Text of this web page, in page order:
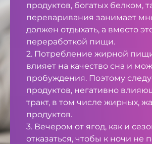
продуктов, богатых белком,
переваривания занимает
должен отдыхать, а вместо
переработкой пищи.
2. Потребление жирной
влияет на качество сна и
пробуждения. Поэтому
продуктов, негативно
тракт, в том числе жирных,
продуктов.
3. Вечером от ягод, как и
отказаться, чтобы к ночи не